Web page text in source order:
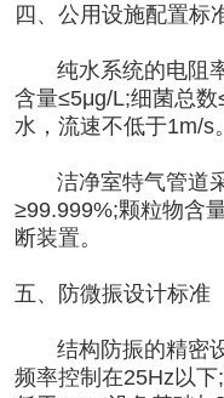
四、公用设施配置标
纯水系统的电阻
含量≤5μg/L;细菌总
水，流速不低于1m/s。
洁净室特气管道
≥99.999%;颗粒物含
断装置。
五、防微振设计标准
结构防振的精密
频率控制在25Hz以